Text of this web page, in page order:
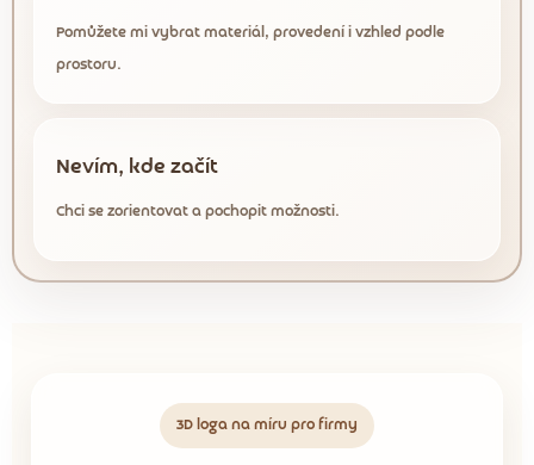
Pomůžete mi vybrat materiál, provedení i vzhled podle
prostoru.
Nevím, kde začít
Chci se zorientovat a pochopit možnosti.
3D loga na míru pro firmy